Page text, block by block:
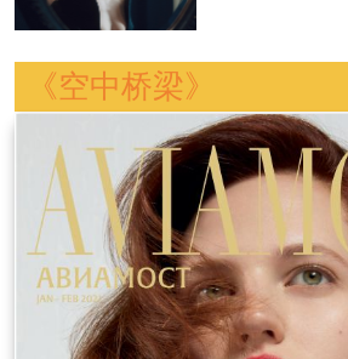
《空中桥梁》